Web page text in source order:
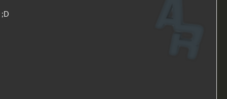
;D